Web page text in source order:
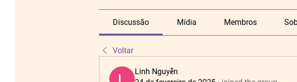
Discussão Mídia Membros
Voltar
Linh Nguyễn